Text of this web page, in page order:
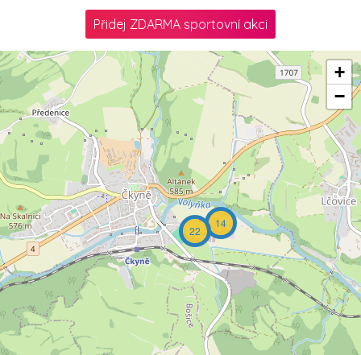
Přidej ZDARMA sportovní akci
14
22
+
−